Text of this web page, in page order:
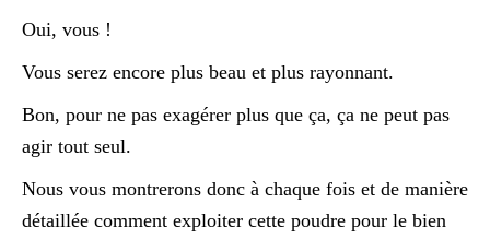
Oui, vous !
Vous serez encore plus beau et plus rayonnant.
Bon, pour ne pas exagérer plus que ça, ça ne peut pas
agir tout seul.
Nous vous montrerons donc à chaque fois et de manière
détaillée comment exploiter cette poudre pour le bien